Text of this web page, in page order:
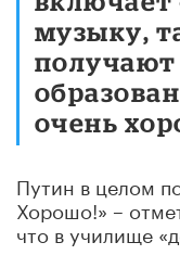
музыку,
получают
очень
Путин в целом
Хорошо!» –
что в училище